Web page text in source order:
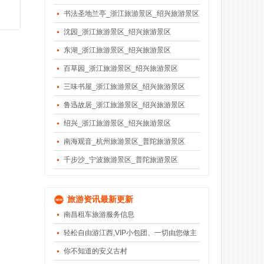
书法圣地兰亭_浙江旅游景区_绍兴旅游景区
沈园_浙江旅游景区_绍兴旅游景区
东湖_浙江旅游景区_绍兴旅游景区
百草园_浙江旅游景区_绍兴旅游景区
三味书屋_浙江旅游景区_绍兴旅游景区
鲁迅故居_浙江旅游景区_绍兴旅游景区
绍兴_浙江旅游景区_绍兴旅游景区
南海观音_杭州旅游景区_普陀旅游景区
千步沙_宁波旅游景区_普陀旅游景区
旅游资讯最新更新
南昌租车旅游服务信息
轻松自由游江西,VIP小包团、一切由您做主
你不知道的安义古村